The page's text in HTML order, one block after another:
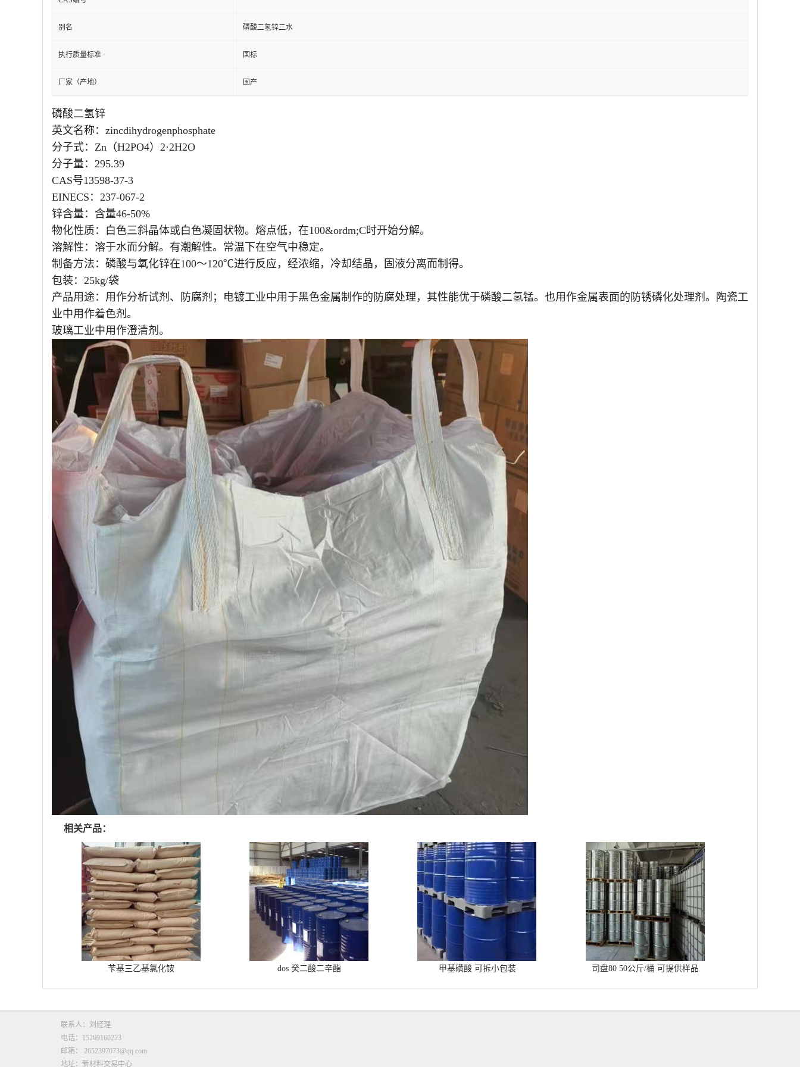
别名 磷酸二氢锌二水
执行质量标准 国标
厂家（产地） 国产
磷酸二氢锌
英文名称：zincdihydrogenphosphate
分子式：Zn（H2PO4）2·2H2O
分子量：295.39
CAS号13598-37-3
EINECS：237-067-2
锌含量：含量46-50%
物化性质：白色三斜晶体或白色凝固状物。熔点低，在100&ordm;C时开始分解。
溶解性：溶于水而分解。有潮解性。常温下在空气中稳定。
制备方法：磷酸与氧化锌在100～120℃进行反应，经浓缩，冷却结晶，固液分离而制得。
包装：25kg/袋
产品用途：用作分析试剂、防腐剂；电镀工业中用于黑色金属制作的防腐处理，其性能优于磷酸二氢锰。也用作金属表面的防锈磷化处理剂。陶瓷工
业中用作着色剂。
玻璃工业中用作澄清剂。
相关产品：
苄基三乙基氯化铵 dos 癸二酸二辛酯 甲基磺酸 可拆小包装 司盘80 50公斤/桶 可提供样品
联系人：刘经理
电话：15269160223
邮箱： 2652397073@qq.com
地址：新材料交易中心